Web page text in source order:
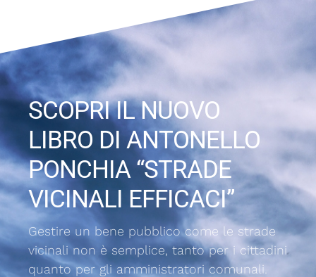
SCOPRI IL NUOVO
LIBRO DI ANTONELLO
PONCHIA “STRADE
VICINALI EFFICACI”
Gestire un bene pubblico come le strade
vicinali non è semplice, tanto per i cittadini
quanto per gli amministratori comunali.